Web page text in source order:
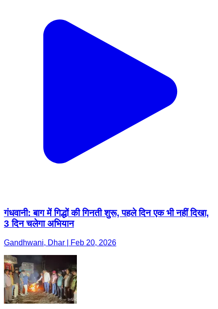
गंधवानी: बाग में गिद्धों की गिनती शुरू, पहले दिन एक भी नहीं दिखा,
3 दिन चलेगा अभियान
Gandhwani, Dhar | Feb 20, 2026